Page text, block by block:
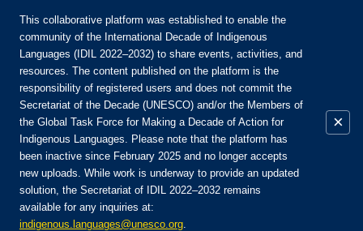
Join the Community:
Login
EN
FR
ES
RU
Home
This collaborative platform was established to enable the
community of the International Decade of Indigenous
Languages (IDIL 2022–2032) to share events, activities, and
resources. The content published on the platform is the
responsibility of registered users and does not commit the
Secretariat of the Decade (UNESCO) and/or the Members of
the Global Task Force for Making a Decade of Action for
Indigenous Languages. Please note that the platform has
been inactive since February 2025 and no longer accepts
new uploads. While work is underway to provide an updated
solution, the Secretariat of IDIL 2022–2032 remains
available for any inquiries at:
indigenous.languages@unesco.org.
×